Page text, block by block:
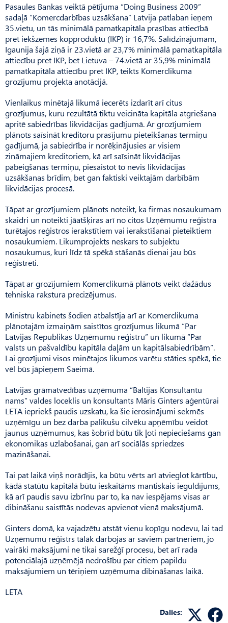
Pasaules Bankas veiktā pētījuma “Doing Business 2009”
sadaļā “Komercdarbības uzsākšana” Latvija patlaban ieņem
35.vietu, un tās minimālā pamatkapitāla prasības attiecībā
pret iekšzemes kopproduktu (IKP) ir 16,7%. Salīdzinājumam,
Igaunija šajā ziņā ir 23.vietā ar 23,7% minimālā pamatkapitāla
attiecību pret IKP, bet Lietuva – 74.vietā ar 35,9% minimālā
pamatkapitāla attiecību pret IKP, teikts Komerclikuma
grozījumu projekta anotācijā.
Vienlaikus minētajā likumā iecerēts izdarīt arī citus
grozījumus, kuru rezultātā tiktu veicināta kapitāla atgriešana
apritē sabiedrības likvidācijas gadījumā. Ar grozījumiem
plānots saīsināt kreditoru prasījumu pieteikšanas termiņu
gadījumā, ja sabiedrība ir norēķinājusies ar visiem
zināmajiem kreditoriem, kā arī saīsināt likvidācijas
pabeigšanas termiņu, piesaistot to nevis likvidācijas
uzsākšanas brīdim, bet gan faktiski veiktajām darbībām
likvidācijas procesā.
Tāpat ar grozījumiem plānots noteikt, ka firmas nosaukumam
skaidri un noteikti jāatšķiras arī no citos Uzņēmumu reģistra
turētajos reģistros ierakstītiem vai ierakstīšanai pieteiktiem
nosaukumiem. Likumprojekts neskars to subjektu
nosaukumus, kuri līdz tā spēkā stāšanās dienai jau būs
reģistrēti.
Tāpat ar grozījumiem Komerclikumā plānots veikt dažādus
tehniska rakstura precizējumus.
Ministru kabinets šodien atbalstīja arī ar Komerclikuma
plānotajām izmaiņām saistītos grozījumus likumā “Par
Latvijas Republikas Uzņēmumu reģistru” un likumā “Par
valsts un pašvaldību kapitāla daļām un kapitālsabiedrībām”.
Lai grozījumi visos minētajos likumos varētu stāties spēkā, tie
vēl būs jāpieņem Saeimā.
Latvijas grāmatvedības uzņēmuma “Baltijas Konsultantu
nams” valdes loceklis un konsultants Māris Ginters aģentūrai
LETA iepriekš paudis uzskatu, ka šie ierosinājumi sekmēs
uzņēmīgu un bez darba palikušu cilvēku apņēmību veidot
jaunus uzņēmumus, kas šobrīd būtu tik ļoti nepieciešams gan
ekonomikas uzlabošanai, gan arī sociālās spriedzes
mazināšanai.
Tai pat laikā viņš norādījis, ka būtu vērts arī atvieglot kārtību,
kādā statūtu kapitālā būtu ieskaitāms mantiskais ieguldījums,
kā arī paudis savu izbrīnu par to, ka nav iespējams visas ar
dibināšanu saistītās nodevas apvienot vienā maksājumā.
Ginters domā, ka vajadzētu atstāt vienu kopīgu nodevu, lai tad
Uzņēmumu reģistrs tālāk darbojas ar saviem partneriem, jo
vairāki maksājumi ne tikai sarežģī procesu, bet arī rada
potenciālajā uzņēmējā nedrošību par citiem papildu
maksājumiem un tēriņiem uzņēmuma dibināšanas laikā.
LETA
Dalies: